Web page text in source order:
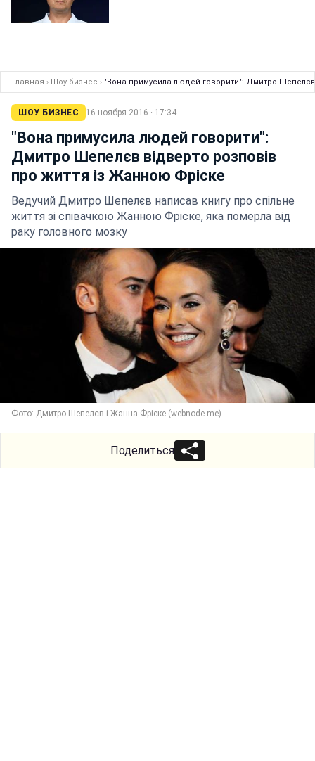
Главная › Шоу бизнес › "Вона примусила людей говорити": Дмитро
ШОУ БИЗНЕС 16 ноября 2016 · 17:34
"Вона примусила людей говорити":
Дмитро Шепелєв відверто розповів
про життя із Жанною Фріске
Ведучий Дмитро Шепелєв написав книгу про спільне
життя зі співачкою Жанною Фріске, яка померла від
раку головного мозку
Фото: Дмитро Шепелєв і Жанна Фріске (webnode.me)
Поделиться